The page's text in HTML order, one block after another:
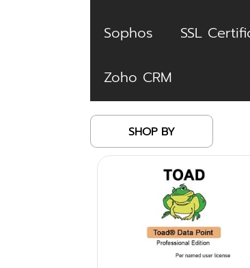
Sophos SSL
Zoho CRM
SHOP BY